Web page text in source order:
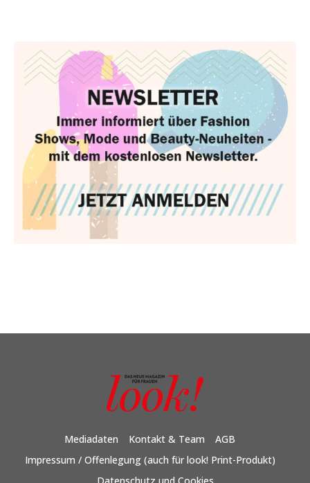
Mediadaten Kontakt & Team
AGB
Impressum / Offenlegung (auch für look! Print-Produkt)
Datenschutz und Cookies